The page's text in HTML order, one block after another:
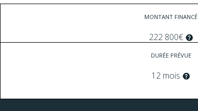
MONTANT FINANCÉ
222 800€
DURÉE PRÉVUE
12 mois